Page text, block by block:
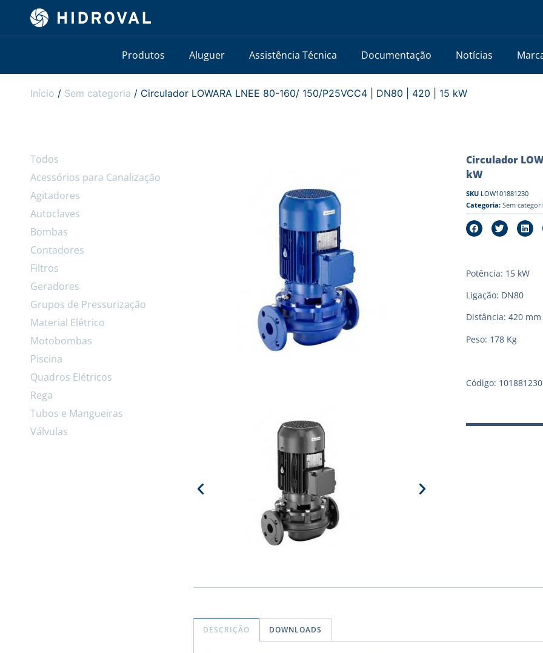
Produtos Aluguer Assistência Técnica Documentação Notícias
Início / Sem categoria / Circulador LOWARA LNEE 80-160/ 150/P25VCC4 | DN80 | 420 | 15 kW
Todos
Acessórios para Canalização
Agitadores
Autoclaves
Bombas
Contadores
Filtros
Geradores
Grupos de Pressurização
Material Elétrico
Motobombas
Piscina
Quadros Elétricos
Rega
Tubos e Mangueiras
Válvulas
Circulador
kW
SKU LOW101881230
Categoria: Sem
Potência: 15 kW
Ligação: DN80
Distância: 420 mm
Peso: 178 Kg
Código: 101881230
DESCRIÇÃO DOWNLOADS